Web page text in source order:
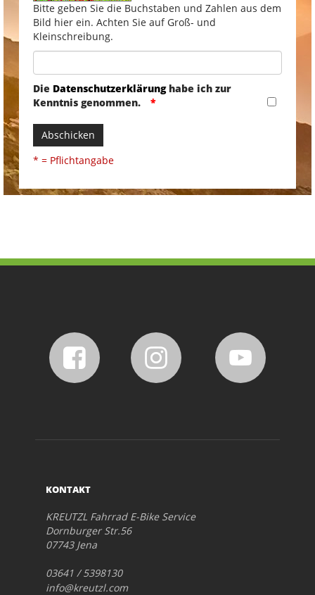
Bitte geben Sie die Buchstaben und Zahlen aus dem
Bild hier ein. Achten Sie auf Groß- und
Kleinschreibung.
Die Datenschutzerklärunghabe ich zur
Kenntnis genommen.
Abschicken
* = Pflichtangabe
KONTAKT
KREUTZL Fahrrad E-Bike Service
Dornburger Str.56
07743 Jena
03641 / 5398130
info@kreutzl.com